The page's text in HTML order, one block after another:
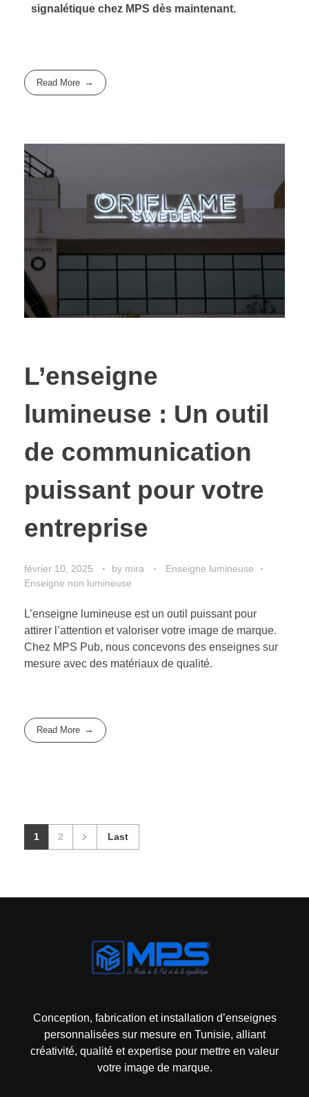
signalétique chez MPS dès maintenant.
Read More
L’enseigne
lumineuse : Un outil
de communication
puissant pour votre
entreprise
février 10, 2025 by mira
Enseigne lumineuse
Enseigne non lumineuse
L’enseigne lumineuse est un outil puissant pour
attirer l’attention et valoriser votre image de marque.
Chez MPS Pub, nous concevons des enseignes sur
mesure avec des matériaux de qualité.
Read More
1 2 Last
Conception, fabrication et installation d’enseignes
personnalisées sur mesure en Tunisie, alliant
créativité, qualité et expertise pour mettre en valeur
votre image de marque.